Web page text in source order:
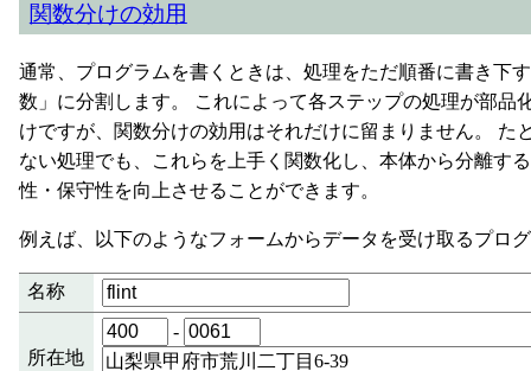
関数分けの効用
通常、プログラムを書くときは、処理をただ順番に書き下
数」に分割します。 これによって各ステップの処理が部品
けですが、関数分けの効用はそれだけに留まりません。 た
ない処理でも、これらを上手く関数化し、本体から分離す
性・保守性を向上させることができます。
例えば、以下のようなフォームからデータを受け取るプロ
名称
所在地
-